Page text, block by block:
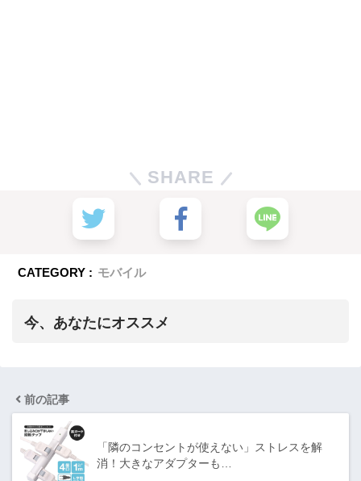
SHARE
CATEGORY : モバイル
今、あなたにオススメ
前の記事
「隣のコンセントが使えない」ストレスを解
消！大きなアダプターも…